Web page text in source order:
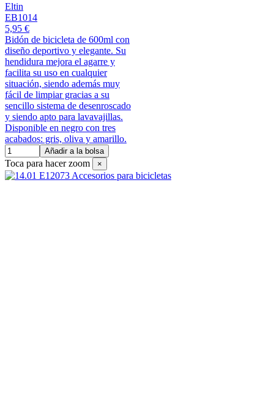
Eltin
EB1014
5,95 €
Bidón de bicicleta de 600ml con
diseño deportivo y elegante. Su
hendidura mejora el agarre y
facilita su uso en cualquier
situación, siendo además muy
fácil de limpiar gracias a su
sencillo sistema de desenroscado
y siendo apto para lavavajillas.
Disponible en negro con tres
acabados: gris, oliva y amarillo.
Añadir a la bolsa
Toca para hacer zoom ×